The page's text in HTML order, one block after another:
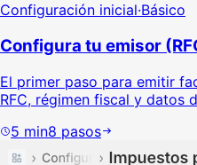
Configuración inicial·Básico
Configura tu emisor
El primer paso para emitir
RFC, régimen fiscal y datos
5 min8 pasos